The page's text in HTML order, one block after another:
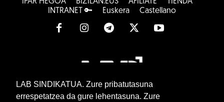
INTRANET 🔑
Euskera Castellano
LAB SINDIKATUA. Zure pribatutasuna
errespetatzea da gure lehentasuna. Zure